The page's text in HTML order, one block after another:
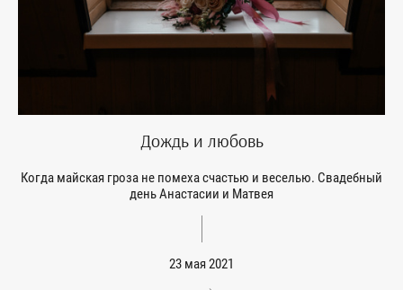
Дождь и любовь
Когда майская гроза не помеха счастью и веселью. Свадебный
день Анастасии и Матвея
23 мая 2021